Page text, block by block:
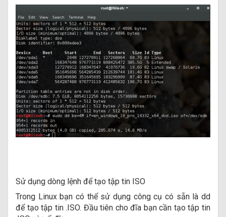
Sử dụng dòng lệnh để tạo tập tin ISO
Trong Linux bạn có thể sử dụng công cụ có sẵn là dd
để tạo tập tin .ISO. Đầu tiên cho đĩa bạn cần tạo tập tin